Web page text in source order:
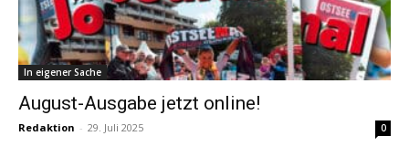
In eigener Sache
August-Ausgabe jetzt online!
Redaktion - 29. Juli 2025 0